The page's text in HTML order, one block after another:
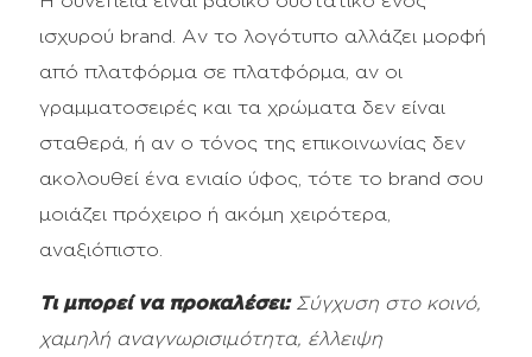
ισχυρού brand. Αν το λογότυπο αλλάζει μορφή
από πλατφόρμα σε πλατφόρμα, αν οι
γραμματοσειρές και τα χρώματα δεν είναι
σταθερά, ή αν ο τόνος της επικοινωνίας δεν
ακολουθεί ένα ενιαίο ύφος, τότε το brand σου
μοιάζει πρόχειρο ή ακόμη χειρότερα,
αναξιόπιστο.
Τι μπορεί να προκαλέσει:Σύγχυση στο κοινό,
χαμηλή αναγνωρισιμότητα, έλλειψη